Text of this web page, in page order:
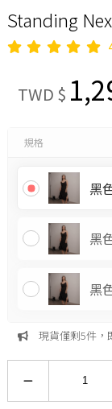
Standing
TWD $
規格
黑
黑
黑
現貨僅剩5件，